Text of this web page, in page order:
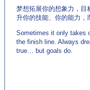
梦想拓展你的想象力，目
升你的技能、你的能力，
Sometimes it only takes
the finish line. Always
true… but goals do.